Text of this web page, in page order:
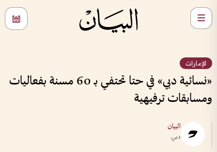
الإمارات
«نسائية دبي» في حتا تحتفي بـ 60 مسنة بفعاليات
ومسابقات ترفيهية
البيان
دبي